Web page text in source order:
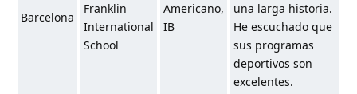
Barcelona
Franklin
International
School
Americano,
IB
una larga historia.
He escuchado que
sus programas
deportivos son
excelentes.